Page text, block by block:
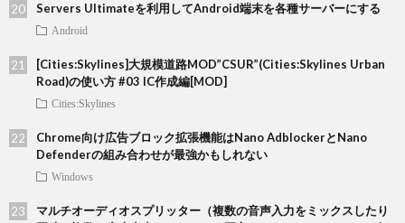
Servers Ultimateを利用してAndroid端末を各種サーバーにする
Android
[Cities:Skylines]大規模道路MOD”CSUR”(Cities:Skylines Urban
Road)の使い方 #03 IC作成編[MOD]
Cities:Skylines
Chrome向け広告ブロック拡張機能はNano AdblockerとNano
Defenderの組み合わせが最強かもしれない
Windows
マルチオーディオスプリッター（複数の音声入力をミックスしたり